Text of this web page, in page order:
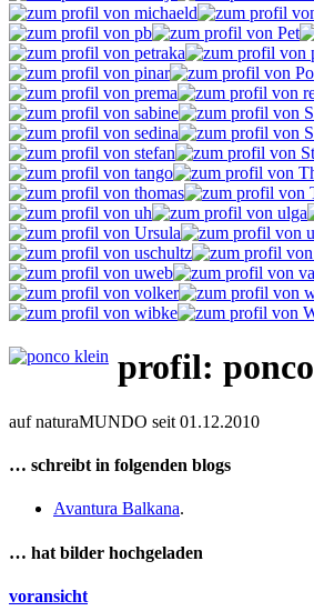
profil: ponco
auf naturaMUNDO seit 01.12.2010
… schreibt in folgenden blogs
Avantura Balkana.
… hat bilder hochgeladen
voransicht